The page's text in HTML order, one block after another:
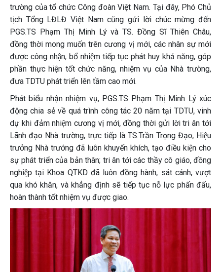
trường của tổ chức Công đoàn Việt Nam. Tại đây, Phó Chủ
tịch Tổng LĐLĐ Việt Nam cũng gửi lời chúc mừng đến
PGS.TS Phạm Thị Minh Lý và TS. Đồng Sĩ Thiên Châu,
đồng thời mong muốn trên cương vị mới, các nhân sự mới
được công nhận, bổ nhiệm tiếp tục phát huy khả năng, góp
phần thực hiện tốt chức năng, nhiệm vụ của Nhà trường,
đưa TDTU phát triển lên tầm cao mới.
Phát biểu nhận nhiệm vụ, PGS.TS Phạm Thị Minh Lý xúc
động chia sẻ về quá trình công tác 20 năm tại TDTU, vinh
dự khi đảm nhiệm cương vị mới, đồng thời gửi lời tri ân tới
Lãnh đạo Nhà trường, trực tiếp là TS.Trần Trọng Đạo, Hiệu
trưởng Nhà trướng đã luôn khuyến khích, tạo điều kiện cho
sự phát triển của bản thân; tri ân tới các thầy cô giáo, đồng
nghiệp tại Khoa QTKD đã luôn đồng hành, sát cánh, vượt
qua khó khăn, và khẳng định sẽ tiếp tục nỗ lực phấn đấu,
hoàn thành tốt nhiệm vụ được giao.